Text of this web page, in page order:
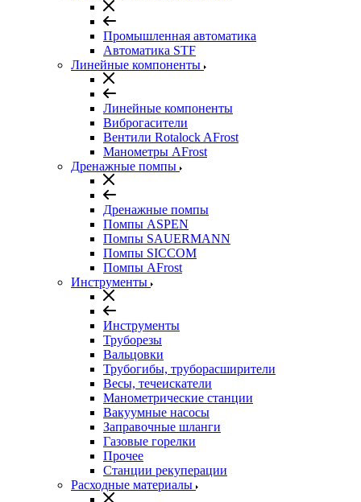
Промышленная автоматика
Автоматика STF
Линейные компоненты
Линейные компоненты
Виброгасители
Вентили Rotalock AFrost
Манометры AFrost
Дренажные помпы
Дренажные помпы
Помпы ASPEN
Помпы SAUERMANN
Помпы SICCOM
Помпы AFrost
Инструменты
Инструменты
Труборезы
Вальцовки
Трубогибы, труборасширители
Весы, течеискатели
Манометрические станции
Вакуумные насосы
Заправочные шланги
Газовые горелки
Прочее
Станции рекуперации
Расходные материалы